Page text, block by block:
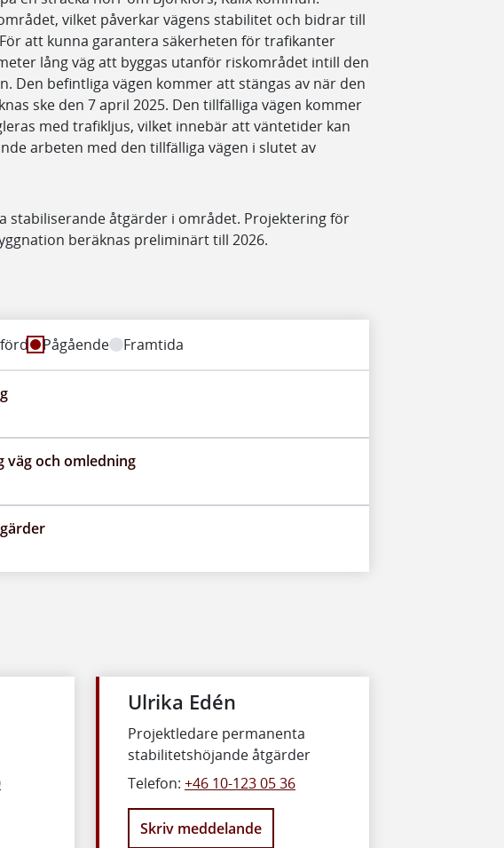
vilket påverkar vägens stabilitet och bidrar till
att kunna garantera säkerheten för trafikanter
lång väg att byggas utanför riskområdet intill den
Den befintliga vägen kommer att stängas av när den
ske den 7 april 2025. Den tillfälliga vägen kommer
med trafikljus, vilket innebär att väntetider kan
arbeten med den tillfälliga vägen i slutet av
stabiliserande åtgärder i området. Projektering för
beräknas preliminärt till 2026.
Pågående Framtida
väg och omledning
Ulrika Edén
Projektledare permanenta
stabilitetshöjande åtgärder
Telefon: +46 10-123 05 36
Skriv meddelande